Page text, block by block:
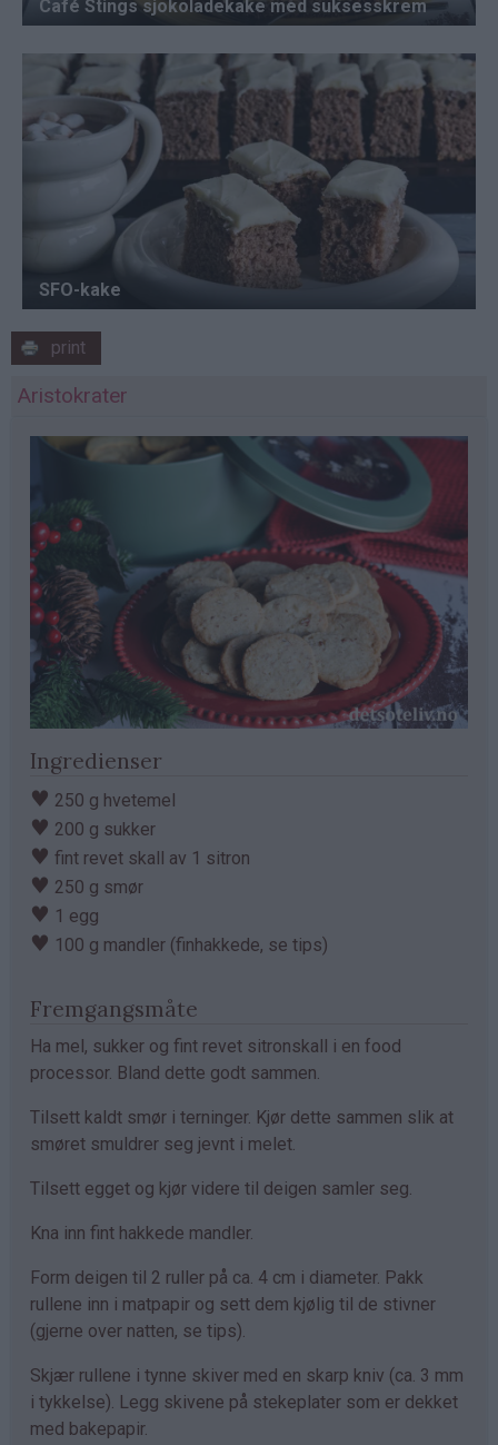
print
Aristokrater
Ingredienser
♥ 250 g hvetemel
♥ 200 g sukker
♥ fint revet skall av 1 sitron
♥ 250 g smør
♥ 1 egg
♥ 100 g mandler (finhakkede, se tips)
Fremgangsmåte
Ha mel, sukker og fint revet sitronskall i en food
processor. Bland dette godt sammen.
Tilsett kaldt smør i terninger. Kjør dette sammen slik at
smøret smuldrer seg jevnt i melet.
Tilsett egget og kjør videre til deigen samler seg.
Kna inn fint hakkede mandler.
Form deigen til 2 ruller på ca. 4 cm i diameter. Pakk
rullene inn i matpapir og sett dem kjølig til de stivner
(gjerne over natten, se tips).
Skjær rullene i tynne skiver med en skarp kniv (ca. 3 mm
i tykkelse). Legg skivene på stekeplater som er dekket
med bakepapir.